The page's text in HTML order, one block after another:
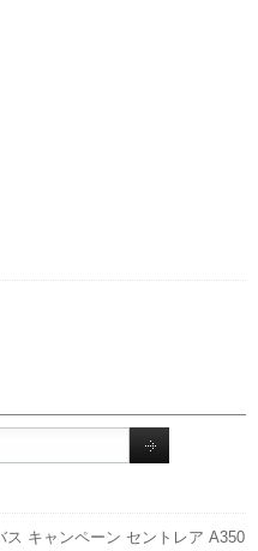
ス キャンペーン セントレア A350